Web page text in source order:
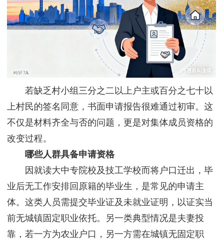
联
系
我
们
若缺乏村小组三分之二以上户主或百分之七十以
上村民的签名同意，书面申请报告很难通过初审。这
不仅是材料齐全与否的问题，更是对集体成员资格的
改变过程。
哪些人群具备申请资格
因就读大中专院校及技工学校而将户口迁出，毕
业后无工作安排回原籍的毕业生，是常见的申请主
体。这类人员需提交毕业证及未就业证明，以证实当
前无城镇固定职业依托。另一类典型情况是夫妻投
靠，若一方为农业户口，另一方需在城镇无固定职